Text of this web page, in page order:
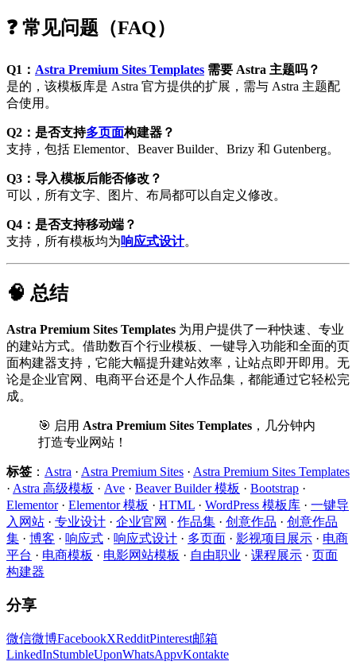
❓ 常见问题（FAQ）
Q1： Astra Premium Sites Templates 需要 Astra 主题吗？
是的，该模板库是 Astra 官方提供的扩展，需与 Astra 主题配
合使用。
Q2：是否支持多页面构建器？
支持，包括 Elementor、Beaver Builder、Brizy 和 Gutenberg。
Q3：导入模板后能否修改？
可以，所有文字、图片、布局都可以自定义修改。
Q4：是否支持移动端？
支持，所有模板均为响应式设计。
🧠 总结
Astra Premium Sites Templates 为用户提供了一种快速、专业
的建站方式。借助数百个行业模板、一键导入功能和全面的页
面构建器支持，它能大幅提升建站效率，让站点即开即用。无
论是企业官网、电商平台还是个人作品集，都能通过它轻松完
成。
🎯 启用 Astra Premium Sites Templates ，几分钟内
打造专业网站！
标签 ： Astra · Astra Premium Sites · Astra Premium Sites Templates
· Astra 高级模板 · Ave · Beaver Builder 模板 · Bootstrap ·
Elementor· Elementor 模板 · HTML · WordPress 模板库 · 一键导
入网站 · 专业设计 · 企业官网 · 作品集 · 创意作品 · 创意作品
集 · 博客 · 响应式 · 响应式设计 · 多页面 · 影视项目展示 · 电商
平台 · 电商模板 · 电影网站模板 · 自由职业 · 课程展示 · 页面
构建器
分享
微信微博FacebookXRedditPinterest邮箱
LinkedInStumbleUponWhatsAppvKontakte